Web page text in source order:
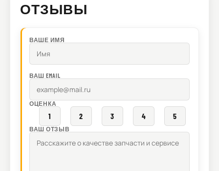
ОТЗЫВЫ
ВАШЕ ИМЯ
ВАШ EMAIL
ОЦЕНКА
1 2 3 4 5
ВАШ ОТЗЫВ